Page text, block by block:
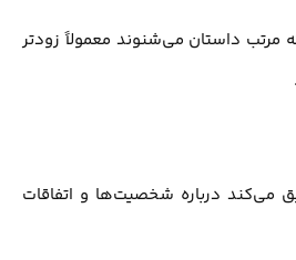
مرتب داستان می‌شنوند معمولاً زودتر
می‌کند درباره شخصیت‌ها و اتفاقات